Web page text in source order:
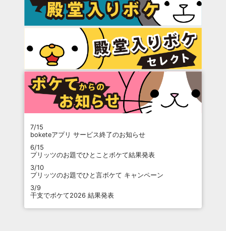
7/15
boketeアプリ サービス終了のお知らせ
6/15
プリッツのお題でひとことボケて結果発表
3/10
プリッツのお題でひと言ボケて キャンペーン
3/9
干支でボケて2026 結果発表